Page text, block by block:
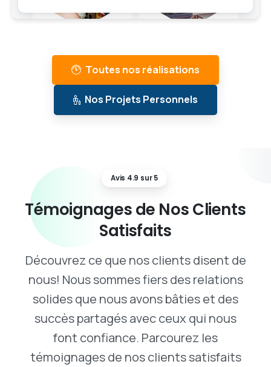
Toutes nos réalisations
Nos Projets Personnels
Avis 4.9 sur 5
Témoignagesde NosClients
Satisfaits
Découvrez ce que nos clients disent de
nous! Nous sommes fiers des relations
solides que nous avons bâties et des
succès partagés avec ceux qui nous
font confiance. Parcourez les
témoignages de nos clients satisfaits